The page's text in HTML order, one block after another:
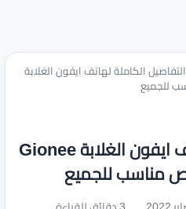
التفاصيل الكاملة لهاتف ايفون الغلابة
التفاصيل الكاملة لهاتف ايفون الغلابة Gionee